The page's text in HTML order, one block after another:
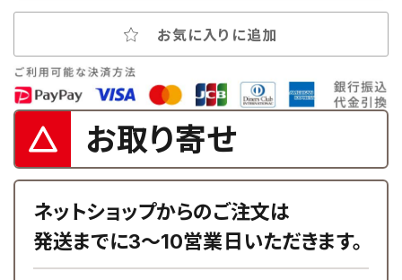
お気に入りに追加
お取り寄せ
ネットショップからのご注文は
発送までに3～10営業日いただきます。